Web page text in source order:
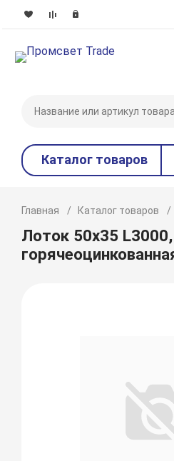
Каталог товаров
Главная Каталог товаров
Лоток 50х35 L3000,